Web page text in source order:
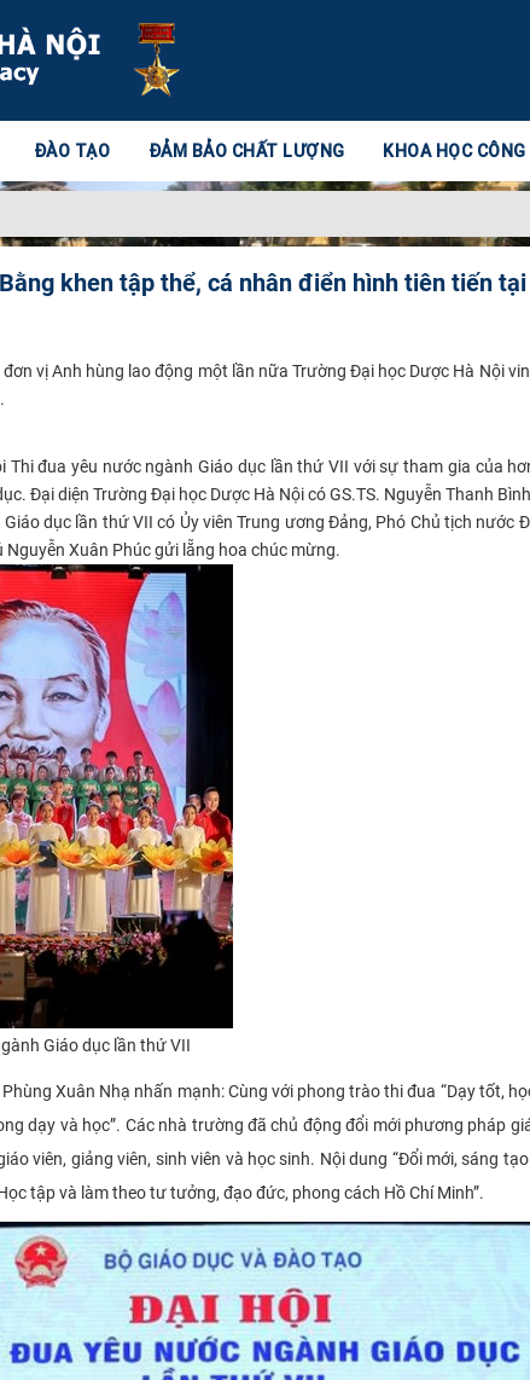
ĐÀO TẠO ĐẢM BẢO CHẤT LƯỢNG KHOA HỌC
khen tập thể, cá nhân điển hình tiên tiến
vị Anh hùng lao động một lần nữa Trường Đại học Dược Hà Nội
đua yêu nước ngành Giáo dục lần thứ VII với sự tham gia của
Đại diện Trường Đại học Dược Hà Nội có GS.TS. Nguyễn Thanh
dục lần thứ VII có Ủy viên Trung ương Đảng, Phó Chủ tịch nước
Xuân Phúc gửi lẵng hoa chúc mừng.
Giáo dục lần thứ VII
Xuân Nhạ nhấn mạnh: Cùng với phong trào thi đua “Dạy tốt,
dạy và học”. Các nhà trường đã chủ động đổi mới phương pháp
viên, giảng viên, sinh viên và học sinh. Nội dung “Đổi mới, sáng
tập và làm theo tư tưởng, đạo đức, phong cách Hồ Chí Minh”.